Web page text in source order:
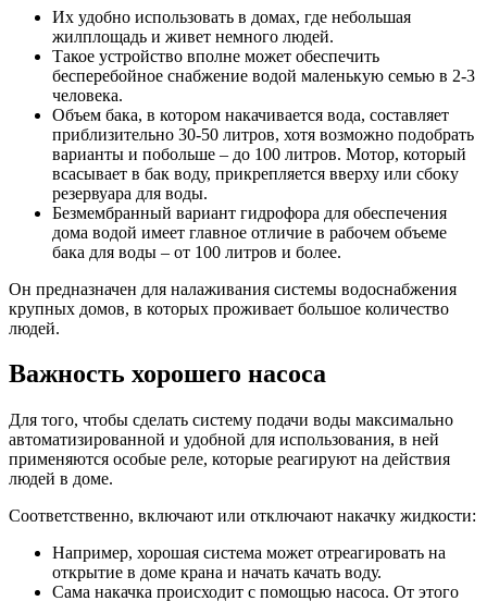
Их удобно использовать в домах, где небольшая
жилплощадь и живет немного людей.
Такое устройство вполне может обеспечить
бесперебойное снабжение водой маленькую семью в 2-3
человека.
Объем бака, в котором накачивается вода, составляет
приблизительно 30-50 литров, хотя возможно подобрать
варианты и побольше – до 100 литров. Мотор, который
всасывает в бак воду, прикрепляется вверху или сбоку
резервуара для воды.
Безмембранный вариант гидрофора для обеспечения
дома водой имеет главное отличие в рабочем объеме
бака для воды – от 100 литров и более.
Он предназначен для налаживания системы водоснабжения
крупных домов, в которых проживает большое количество
людей.
Важность хорошего насоса
Для того, чтобы сделать систему подачи воды максимально
автоматизированной и удобной для использования, в ней
применяются особые реле, которые реагируют на действия
людей в доме.
Соответственно, включают или отключают накачку жидкости:
Например, хорошая система может отреагировать на
открытие в доме крана и начать качать воду.
Сама накачка происходит с помощью насоса. От этого